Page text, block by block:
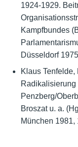
1924-1929.
Kampfbundes
Düsseldorf
Klaus
Penzberg/
Broszat u. a.
München 1981,